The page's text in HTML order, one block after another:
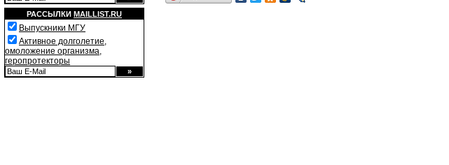
РАССЫЛКИ MAILLIST.RU
Выпускники МГУ
Активное долголетие,
омоложение организма,
геропротекторы